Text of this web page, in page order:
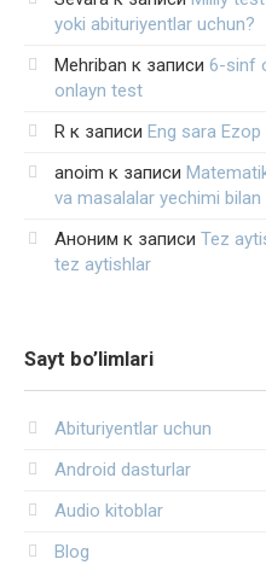
yoki abituriyentlar uchun?
Mehriban к записи 6-sinf
onlayn test
R к записи Eng sara
anoim к записи
va masalalar yechimi bilan
Аноним к записи Tez
tez aytishlar
Sayt bo’limlari
Abituriyentlar uchun
Android dasturlar
Audio kitoblar
Blog